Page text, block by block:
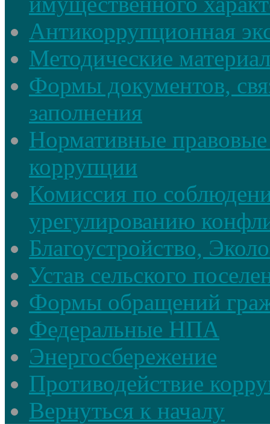
Антикоррупционная
Методические
Формы документов,
заполнения
Нормативные
коррупции
Комиссия по
урегулированию
Благоустройство,
Устав сельского
Формы обращений
Федеральные НПА
Энергосбережение
Противодействие
Вернуться к началу